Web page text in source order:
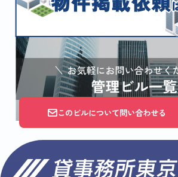
このビルについて問い合わせる